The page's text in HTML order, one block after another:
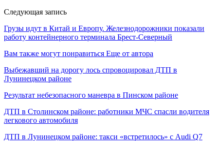
Следующая запись
Грузы идут в Китай и Европу. Железнодорожники показали
работу контейнерного терминала Брест-Северный
Вам также могут понравиться Еще от автора
Выбежавший на дорогу лось спровоцировал ДТП в
Лунинецком районе
Результат небезопасного маневра в Пинском районе
ДТП в Столинском районе: работники МЧС спасли водителя
легкового автомобиля
ДТП в Лунинецком районе: такси «встретилось» с Audi Q7